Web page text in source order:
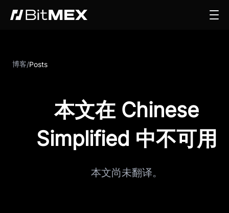
博客/Posts
本文在 Chinese
Simplified 中不可用
本文尚未翻译。